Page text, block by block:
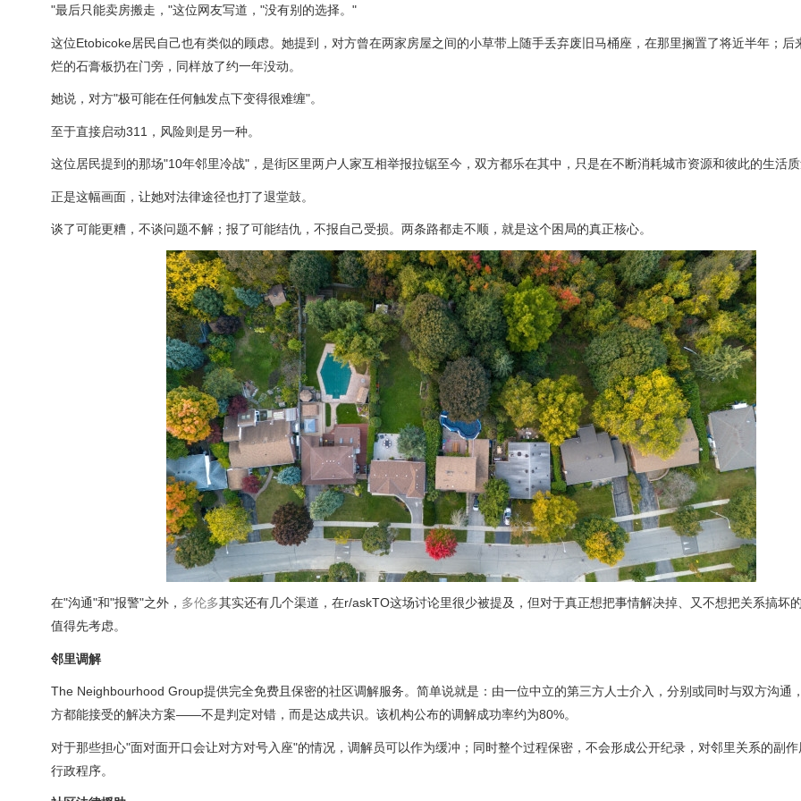
"最后只能卖房搬走，"这位网友写道，"没有别的选择。"
这位Etobicoke居民自己也有类似的顾虑。她提到，对方曾在两家房屋之间的小草带上随手丢弃废旧马桶座，在那里搁置了将近半年；后
烂的石膏板扔在门旁，同样放了约一年没动。
她说，对方"极可能在任何触发点下变得很难缠"。
至于直接启动311，风险则是另一种。
这位居民提到的那场"10年邻里冷战"，是街区里两户人家互相举报拉锯至今，双方都乐在其中，只是在不断消耗城市资源和彼此的生活质
正是这幅画面，让她对法律途径也打了退堂鼓。
谈了可能更糟，不谈问题不解；报了可能结仇，不报自己受损。两条路都走不顺，就是这个困局的真正核心。
在"沟通"和"报警"之外， 多伦多其实还有几个渠道，在r/askTO这场讨论里很少被提及，但对于真正想把事情解决掉、又不想把关系搞坏
值得先考虑。
邻里调解
The Neighbourhood Group提供完全免费且保密的社区调解服务。简单说就是：由一位中立的第三方人士介入，分别或同时与双方沟通
方都能接受的解决方案——不是判定对错，而是达成共识。该机构公布的调解成功率约为80%。
对于那些担心"面对面开口会让对方对号入座"的情况，调解员可以作为缓冲；同时整个过程保密，不会形成公开纪录，对邻里关系的副
行政程序。